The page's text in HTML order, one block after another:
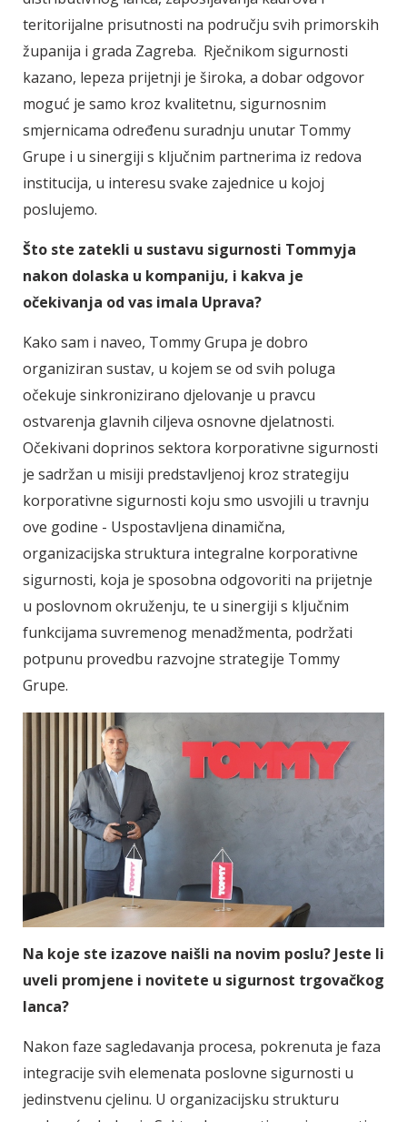
teritorijalne prisutnosti na području svih primorskih
županija i grada Zagreba. Rječnikom sigurnosti
kazano, lepeza prijetnji je široka, a dobar odgovor
moguć je samo kroz kvalitetnu, sigurnosnim
smjernicama određenu suradnju unutar Tommy
Grupe i u sinergiji s ključnim partnerima iz redova
institucija, u interesu svake zajednice u kojoj
poslujemo.
Što ste zatekli u sustavu sigurnosti Tommyja
nakon dolaska u kompaniju, i kakva je
očekivanja od vas imala Uprava?
Kako sam i naveo, Tommy Grupa je dobro
organiziran sustav, u kojem se od svih poluga
očekuje sinkronizirano djelovanje u pravcu
ostvarenja glavnih ciljeva osnovne djelatnosti.
Očekivani doprinos sektora korporativne sigurnosti
je sadržan u misiji predstavljenoj kroz strategiju
korporativne sigurnosti koju smo usvojili u travnju
ove godine - Uspostavljena dinamična,
organizacijska struktura integralne korporativne
sigurnosti, koja je sposobna odgovoriti na prijetnje
u poslovnom okruženju, te u sinergiji s ključnim
funkcijama suvremenog menadžmenta, podržati
potpunu provedbu razvojne strategije Tommy
Grupe.
Na koje ste izazove naišli na novim poslu? Jeste li
uveli promjene i novitete u sigurnost trgovačkog
lanca?
Nakon faze sagledavanja procesa, pokrenuta je faza
integracije svih elemenata poslovne sigurnosti u
jedinstvenu cjelinu. U organizacijsku strukturu